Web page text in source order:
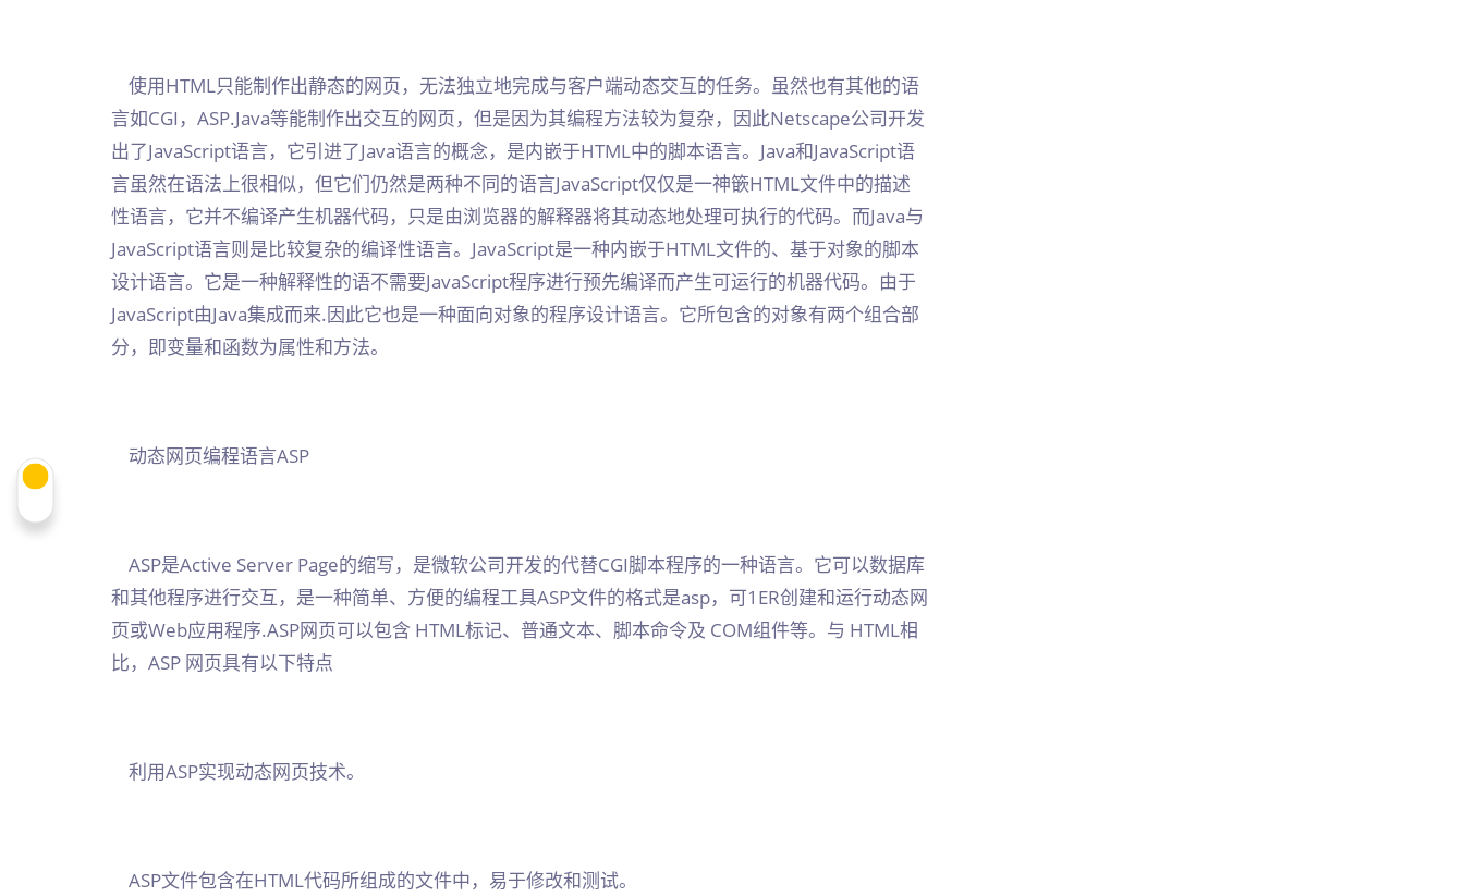
使用HTML只能制作出静态的网页，无法独立地完成与客户端动态交互的任务。虽然也有其他的语
言如CGI，ASP.Java等能制作出交互的网页，但是因为其编程方法较为复杂，因此Netscape公司开发
出了JavaScript语言，它引进了Java语言的概念，是内嵌于HTML中的脚本语言。Java和JavaScript语
言虽然在语法上很相似，但它们仍然是两种不同的语言JavaScript仅仅是一神篏HTML文件中的描述
性语言，它并不编译产生机器代码，只是由浏览器的解释器将其动态地处理可执行的代码。而Java与
JavaScript语言则是比较复杂的编译性语言。JavaScript是一种内嵌于HTML文件的、基于对象的脚本
设计语言。它是一种解释性的语不需要JavaScript程序进行预先编译而产生可运行的机器代码。由于
JavaScript由Java集成而来.因此它也是一种面向对象的程序设计语言。它所包含的对象有两个组合部
分，即变量和函数为属性和方法。
动态网页编程语言ASP
ASP是Active Server Page的缩写，是微软公司开发的代替CGI脚本程序的一种语言。它可以数据库
和其他程序进行交互，是一种简单、方便的编程工具ASP文件的格式是asp，可1ER创建和运行动态网
页或Web应用程序.ASP网页可以包含 HTML标记、普通文本、脚本命令及 COM组件等。与 HTML相
比，ASP 网页具有以下特点
利用ASP实现动态网页技术。
ASP文件包含在HTML代码所组成的文件中，易于修改和测试。